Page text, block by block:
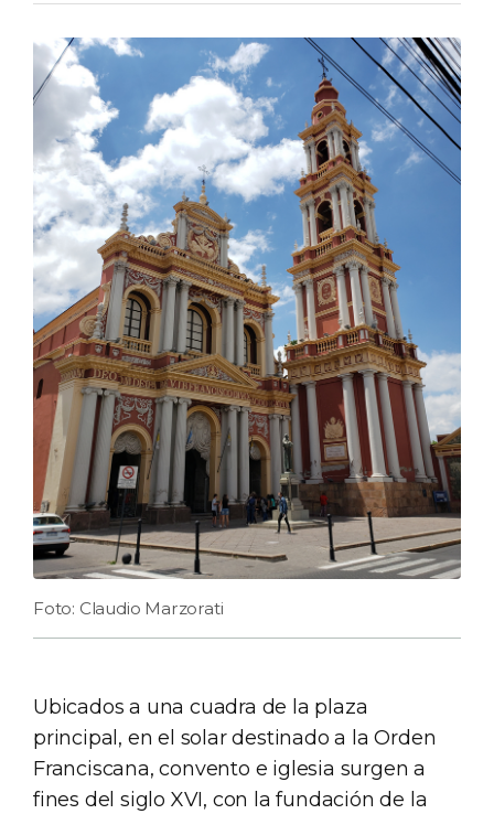
Foto: Claudio Marzorati
Ubicados a una cuadra de la plaza
principal, en el solar destinado a la Orden
Franciscana, convento e iglesia surgen a
fines del siglo XVI, con la fundación de la